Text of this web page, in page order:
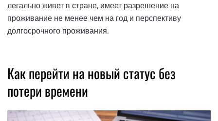
легально живет в стране, имеет разрешение на
проживание не менее чем на год и перспективу
долгосрочного проживания.
Как перейти на новый статус без
потери времени